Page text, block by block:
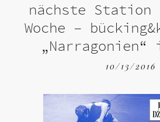
nächste Station
Woche –
„Narragonien“
10/13/2016